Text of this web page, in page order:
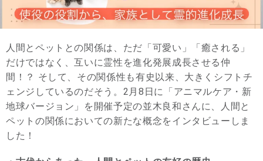
人間とペットとの関係は、ただ「可愛い」「癒される」
だけではなく、互いに霊性を進化発展成長させる仲
間！？ そして、その関係性も有史以来、大きくシフトチ
ェンジしているのだそう。2月8日に「アニマルケア・新
地球バージョン」を開催予定の並木良和さんに、人間と
ペットの関係においての新たな概念をインタビューしま
した！